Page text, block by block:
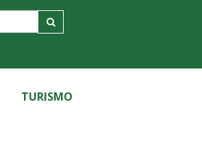
TURISMO